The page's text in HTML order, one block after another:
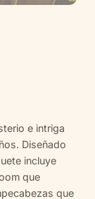
e intriga
Diseñado
incluye
que
que